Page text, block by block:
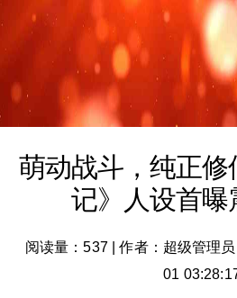
萌动战斗，纯正修
记》人设首曝
阅读量：537|作者：超级管理员
01